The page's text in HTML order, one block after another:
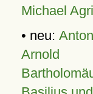
Michael
• neu:
Arnold